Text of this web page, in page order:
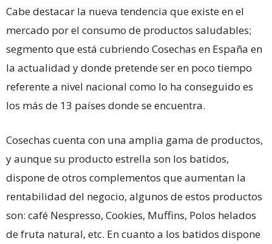
Cabe destacar la nueva tendencia que existe en el
mercado por el consumo de productos saludables;
segmento que está cubriendo Cosechas en España en
la actualidad y donde pretende ser en poco tiempo
referente a nivel nacional como lo ha conseguido es
los más de 13 países donde se encuentra.
Cosechas cuenta con una amplia gama de productos,
y aunque su producto estrella son los batidos,
dispone de otros complementos que aumentan la
rentabilidad del negocio, algunos de estos productos
son: café Nespresso, Cookies, Muffins, Polos helados
de fruta natural, etc. En cuanto a los batidos dispone